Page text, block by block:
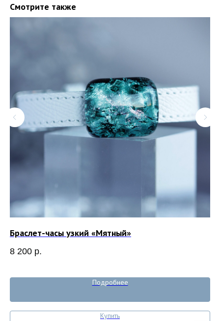
Смотрите также
Браслет-часы узкий «Мятный»
8 200 р.
Подробнее
Купить